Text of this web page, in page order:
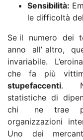
Sensibilità:
le difficoltà
Se il numero dei
anno all’ altro,
invariabile.
che fa più
stupefaccenti.
statistiche di
chi ne trae
organizzazioni
Uno dei